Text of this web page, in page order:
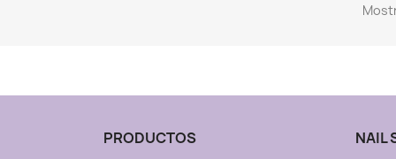
PRODUCTOS NAIL